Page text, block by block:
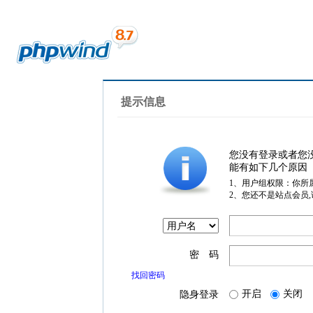
提示信息
您没有登录或者您
能有如下几个原因
1、用户组权限：你所
2、您还不是站点会员
密 码
找回密码
隐身登录 开启 关闭